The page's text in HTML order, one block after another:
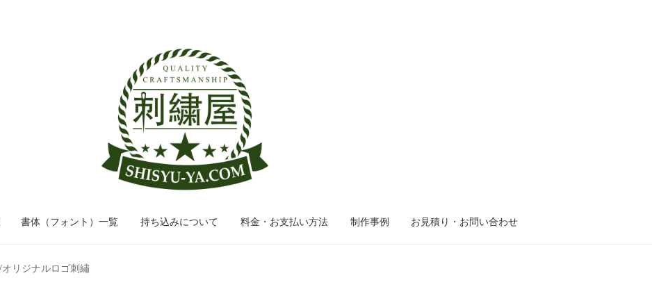
ビ
ゲ
ー
シ
ョ
ン
へ
ス
キ
プ
ン
テ
ン
ツ
へ
ス
キ
ッ
プ
書体（フォント）一覧 持ち込みについて 料金・お支払い方法 制作事例 お見積り・お問い合わせ
リジナルロゴ刺繡